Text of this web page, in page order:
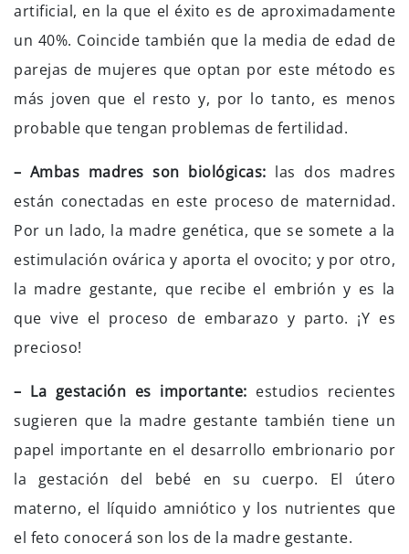
artificial, en la que el éxito es de aproximadamente
un 40%. Coincide también que la media de edad de
parejas de mujeres que optan por este método es
más joven que el resto y, por lo tanto, es menos
probable que tengan problemas de fertilidad.
– Ambas madres son biológicas: las dos madres
están conectadas en este proceso de maternidad.
Por un lado, la madre genética, que se somete a la
estimulación ovárica y aporta el ovocito; y por otro,
la madre gestante, que recibe el embrión y es la
que vive el proceso de embarazo y parto. ¡Y es
precioso!
– La gestación es importante: estudios recientes
sugieren que la madre gestante también tiene un
papel importante en el desarrollo embrionario por
la gestación del bebé en su cuerpo. El útero
materno, el líquido amniótico y los nutrientes que
el feto conocerá son los de la madre gestante.